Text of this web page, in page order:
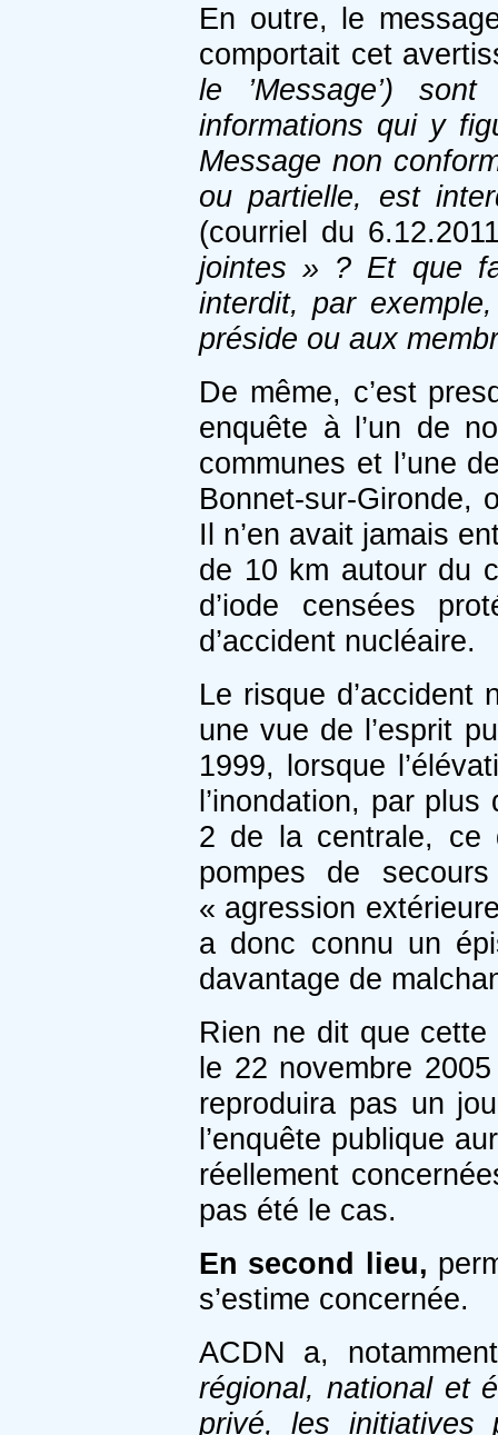
En outre, le
comportait cet
le ’Message’)
informations qui y
Message non
ou partielle, est
(courriel du
jointes » ? Et que
interdit, par
préside ou aux
De même, c’est
enquête à l’un de
communes et l’une
Bonnet-sur-Gironde,
Il n’en avait jamais
de 10 km autour du
d’iode censées
d’accident nucléaire.
Le risque d’accident
une vue de l’esprit
1999, lorsque
l’inondation, par
2 de la centrale, ce
pompes de
« agression
a donc connu un
davantage de
Rien ne dit que cette
le 22 novembre
reproduira pas un
l’enquête publique
réellement
pas été le cas.
En second lieu,
s’estime concernée.
ACDN a,
régional, national et
privé, les initiatives